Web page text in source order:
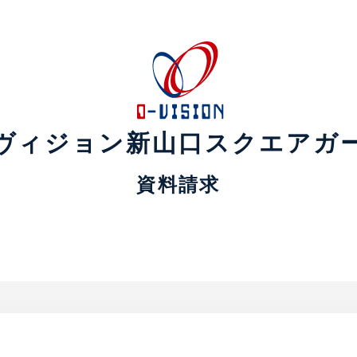
ィジョン新山口スクエアガ
資料請求